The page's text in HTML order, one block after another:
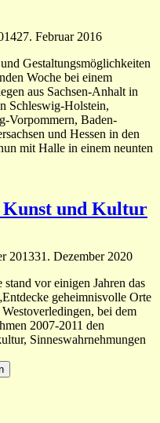
27. Februar 2016
Gestaltungsmöglichkeiten
Woche bei einem
aus Sachsen-Anhalt in
Schleswig-Holstein,
Vorpommern, Baden-
und Hessen in den
mit Halle in einem neunten
und Kultur
201331. Dezember 2020
vor einigen Jahren das
geheimnisvolle Orte
bei dem
2007-2011 den
Sinneswahrnehmungen